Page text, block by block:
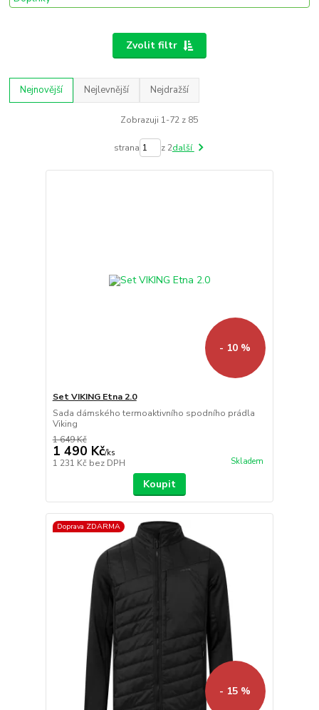
Zvolit filtr
Nejnovější Nejlevnější Nejdražší
Zobrazuji 1-72 z 85
strana z 2další
- 10 %
Set VIKING Etna 2.0
Sada dámského termoaktivního spodního prádla
Viking
1 649 Kč
1 490 Kč/ks
1 231 Kč bez DPH Skladem
Koupit
Doprava ZDARMA
- 15 %